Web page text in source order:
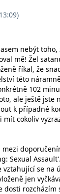
nebýt
mě! Žel
říkal, že
této
102
ale ještě jste
k případné
cokoliv
Sexual
se na
jen
dosti